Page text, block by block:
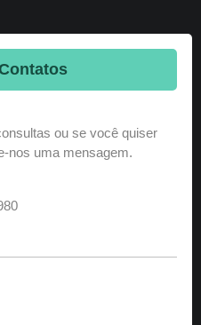
ou se você quiser
nos uma mensagem.